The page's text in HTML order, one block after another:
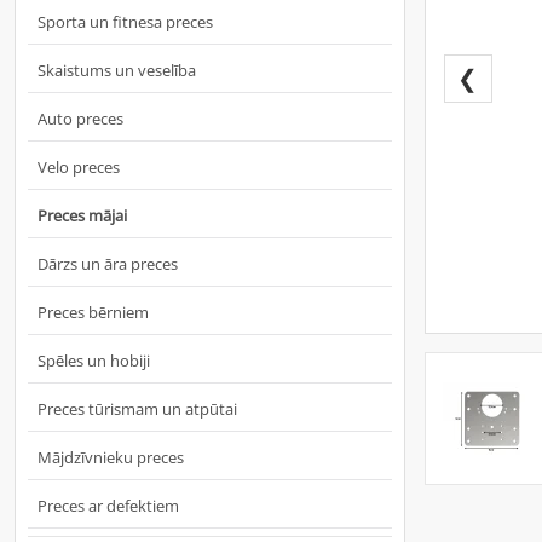
Sporta un fitnesa preces
Skaistums un veselība
Auto preces
Velo preces
Preces mājai
Dārzs un āra preces
Preces bērniem
Spēles un hobiji
Preces tūrismam un atpūtai
Mājdzīvnieku preces
Preces ar defektiem
❮